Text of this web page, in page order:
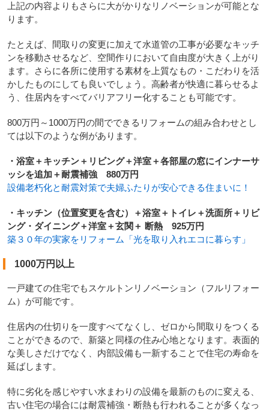
上記の内容よりもさらに大がかりなリノベーションが可能とな
ります。
たとえば、間取りの変更に加えて水道管の工事が必要なキッチ
ンを移動させるなど、空間作りにおいて自由度が大きく上がり
ます。さらに各所に使用する素材を上質なもの・こだわりを活
かしたものにしても良いでしょう。高齢者が快適に暮らせるよ
う、住居内をすべてバリアフリー化することも可能です。
800万円～1000万円の間でできるリフォームの組み合わせとし
ては以下のような例があります。
・浴室＋キッチン＋リビング＋洋室＋各部屋の窓にインナーサ
ッシを追加＋耐震補強 880万円
設備老朽化と耐震対策で夫婦ふたりが安心できる住まいに！
・キッチン（位置変更を含む）＋浴室＋トイレ＋洗面所＋リビ
ング・ダイニング＋洋室＋玄関＋ 断熱 925万円
築３０年の実家をリフォーム「光を取り入れエコに暮らす」
1000万円以上
一戸建ての住宅でもスケルトンリノベーション（フルリフォー
ム）が可能です。
住居内の仕切りを一度すべてなくし、ゼロから間取りをつくる
ことができるので、新築と同様の住み心地となります。表面的
な美しさだけでなく、内部設備も一新することで住宅の寿命を
延ばします。
特に劣化を感じやすい水まわりの設備を最新のものに変える、
古い住宅の場合には耐震補強・断熱も行われることが多くなっ